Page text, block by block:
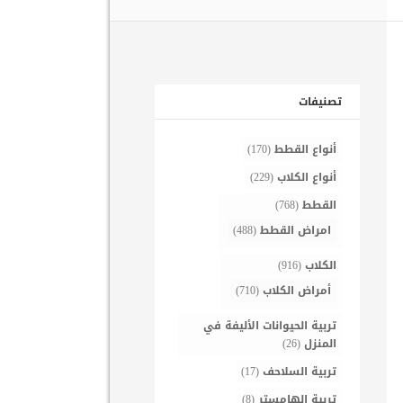
تصنيفات
أنواع القطط(170)
أنواع الكلاب(229)
القطط(768)
امراض القطط(488)
الكلاب(916)
أمراض الكلاب(710)
تربية الحيوانات الأليفة في
المنزل(26)
تربية السلاحف(17)